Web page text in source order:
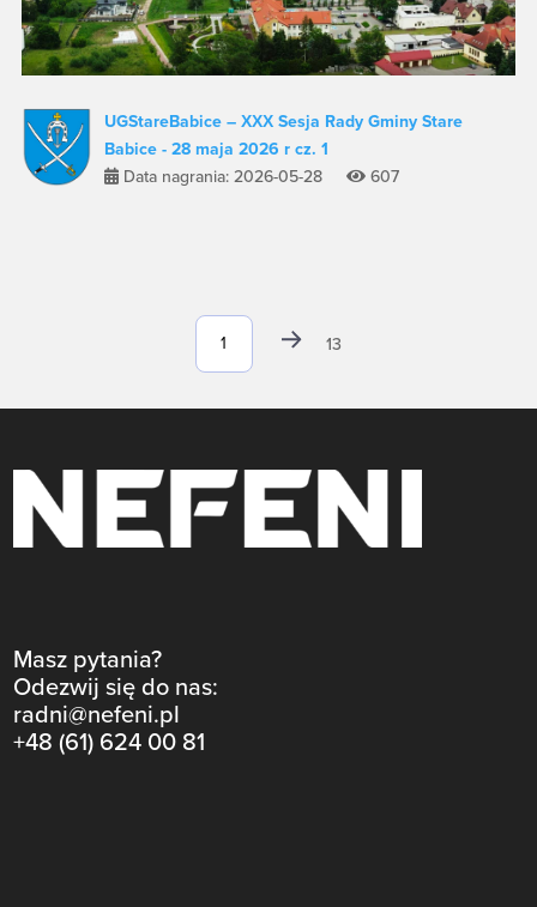
UGStareBabice – XXX Sesja Rady Gminy Stare
Babice - 28 maja 2026 r cz. 1
Data nagrania: 2026-05-28
607
13
Masz pytania?
Odezwij się do nas:
radni@nefeni.pl
+48 (61) 624 00 81